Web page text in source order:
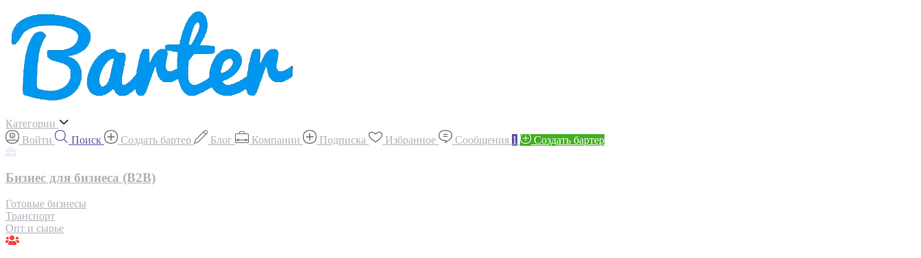
Категории
Войти
Поиск Создать бартер Блог Компании Подписка Избранное Сообщения 1 Создать бартер
Бизнес для бизнеса (B2B)
Готовые бизнесы
Транспорт
Опт и сырье